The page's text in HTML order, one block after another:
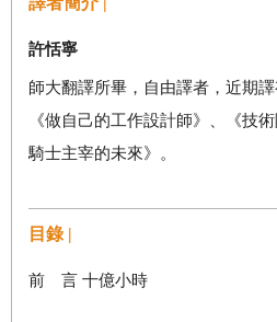
許恬寧
師大翻譯所畢，自由譯者，近期
《做自己的工作設計師》、《技
騎士主宰的未來》。
目錄 |
前 言 十億小時